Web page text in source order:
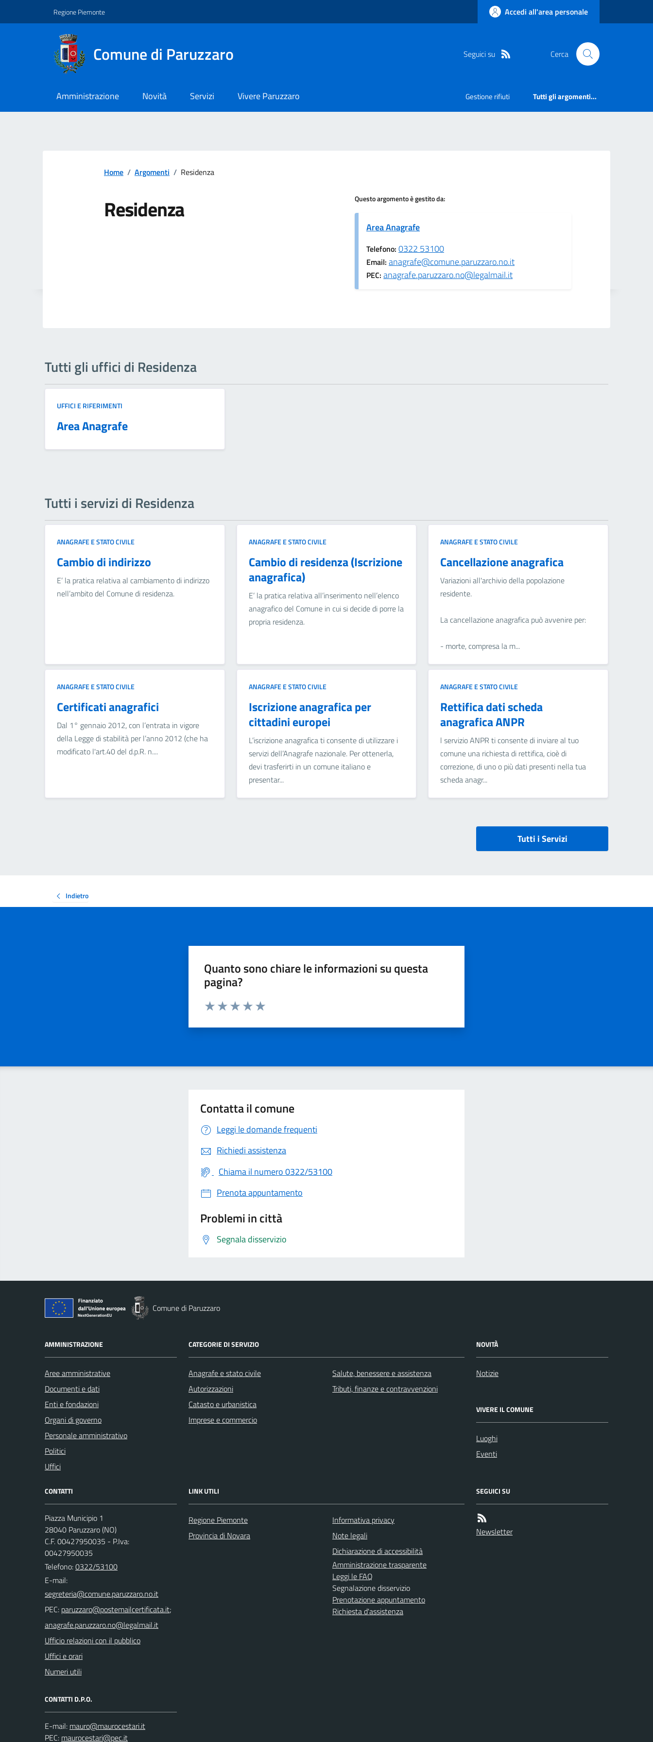
Regione Piemonte Accedi all'area personale
Comune di Paruzzaro Seguici su Cerca
Amministrazione Novità Servizi Vivere Paruzzaro Gestione rifiuti Tutti gli argomenti...
Home / Argomenti / Residenza
Residenza Questo argomento è gestito da:
Area Anagrafe
Telefono: 0322 53100
Email: anagrafe@comune.paruzzaro.no.it
PEC: anagrafe.paruzzaro.no@legalmail.it
Tutti gli uffici di Residenza
UFFICI E RIFERIMENTI
Area Anagrafe
Tutti i servizi di Residenza
ANAGRAFE E STATO CIVILE
Cambio di indirizzo
E’ la pratica relativa al cambiamento di indirizzo
nell’ambito del Comune di residenza.
ANAGRAFE E STATO CIVILE
Cambio di residenza (Iscrizione
anagrafica)
E’ la pratica relativa all’inserimento nell’elenco
anagrafico del Comune in cui si decide di porre la
propria residenza.
ANAGRAFE E STATO CIVILE
Cancellazione anagrafica
Variazioni all'archivio della popolazione
residente.
La cancellazione anagrafica può avvenire per:
- morte, compresa la m...
ANAGRAFE E STATO CIVILE
Certificati anagrafici
Dal 1° gennaio 2012, con l’entrata in vigore
della Legge di stabilità per l’anno 2012 (che ha
modificato l'art.40 del d.p.R. n....
ANAGRAFE E STATO CIVILE
Iscrizione anagrafica per
cittadini europei
L’iscrizione anagrafica ti consente di utilizzare i
servizi dell’Anagrafe nazionale. Per ottenerla,
devi trasferirti in un comune italiano e
presentar...
ANAGRAFE E STATO CIVILE
Rettifica dati scheda
anagrafica ANPR
l servizio ANPR ti consente di inviare al tuo
comune una richiesta di rettifica, cioè di
correzione, di uno o più dati presenti nella tua
scheda anagr...
Tutti i Servizi
Indietro
Quanto sono chiare le informazioni su questa
pagina?
Valuta da 1 a 5 stelle la pagina
Contatta il comune
Leggi le domande frequenti
Richiedi assistenza
Chiama il numero 0322/53100
Prenota appuntamento
Problemi in città
Segnala disservizio
Comune di Paruzzaro
AMMINISTRAZIONE
Aree amministrative
Documenti e dati
Enti e fondazioni
Organi di governo
Personale amministrativo
Politici
Uffici
CATEGORIE DI SERVIZIO
Anagrafe e stato civile
Autorizzazioni
Catasto e urbanistica
Imprese e commercio
Salute, benessere e assistenza
Tributi, finanze e contravvenzioni
NOVITÀ
Notizie
VIVERE IL COMUNE
Luoghi
Eventi
CONTATTI
Piazza Municipio 1
28040 Paruzzaro (NO)
C.F. 00427950035 - P.Iva:
00427950035
Telefono:0322/53100
E-mail:
PEC: ;
Ufficio relazioni con il pubblico
Uffici e orari
Numeri utili
CONTATTI D.P.O.
E-mail:
PEC:
LINK UTILI
Regione Piemonte
Provincia di Novara
Informativa privacy
Note legali
Dichiarazione di accessibilità
Amministrazione trasparente
Leggi le FAQ
Segnalazione disservizio
Prenotazione appuntamento
Richiesta d'assistenza
SEGUICI SU
Newsletter